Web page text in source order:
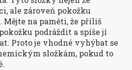
ale zároveň pokožku
na paměti, že příliš
podráždit a spíše jí
Proto je vhodné vyhýbat se
složkám, pokud to